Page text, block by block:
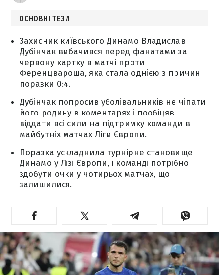
ОСНОВНІ ТЕЗИ
Захисник київського Динамо Владислав
Дубінчак вибачився перед фанатами за
червону картку в матчі проти
Ференцвароша, яка стала однією з причин
поразки 0:4.
Дубінчак попросив уболівальників не чіпати
його родину в коментарях і пообіцяв
віддати всі сили на підтримку команди в
майбутніх матчах Ліги Європи.
Поразка ускладнила турнірне становище
Динамо у Лізі Європи, і команді потрібно
здобути очки у чотирьох матчах, що
залишилися.